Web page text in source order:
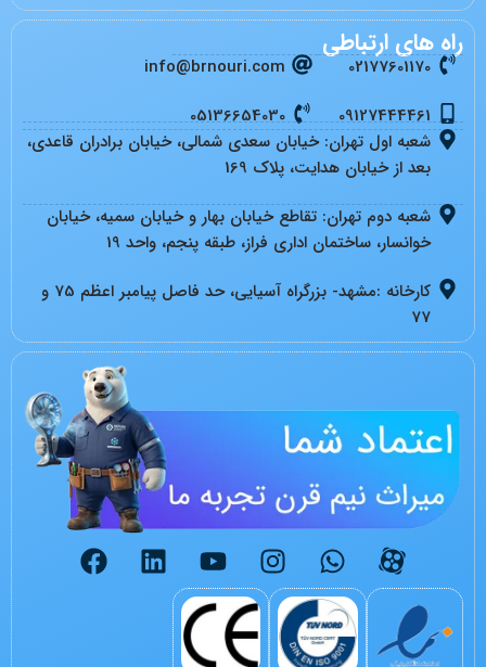
راه های ارتباطی
02177601170
09127444461
info@brnouri.com
05136654030
شعبه اول تهران: خیابان سعدی شمالی، خیابان برادران قاعدی،
بعد از خیابان هدایت، پلاک 169
شعبه دوم تهران: تقاطع خیابان بهار و خیابان سمیه، خیابان
خوانسار، ساختمان اداری فراز، طبقه پنجم، واحد 19
کارخانه :مشهد- بزرگراه آسیایی، حد فاصل پیامبر اعظم 75 و
77